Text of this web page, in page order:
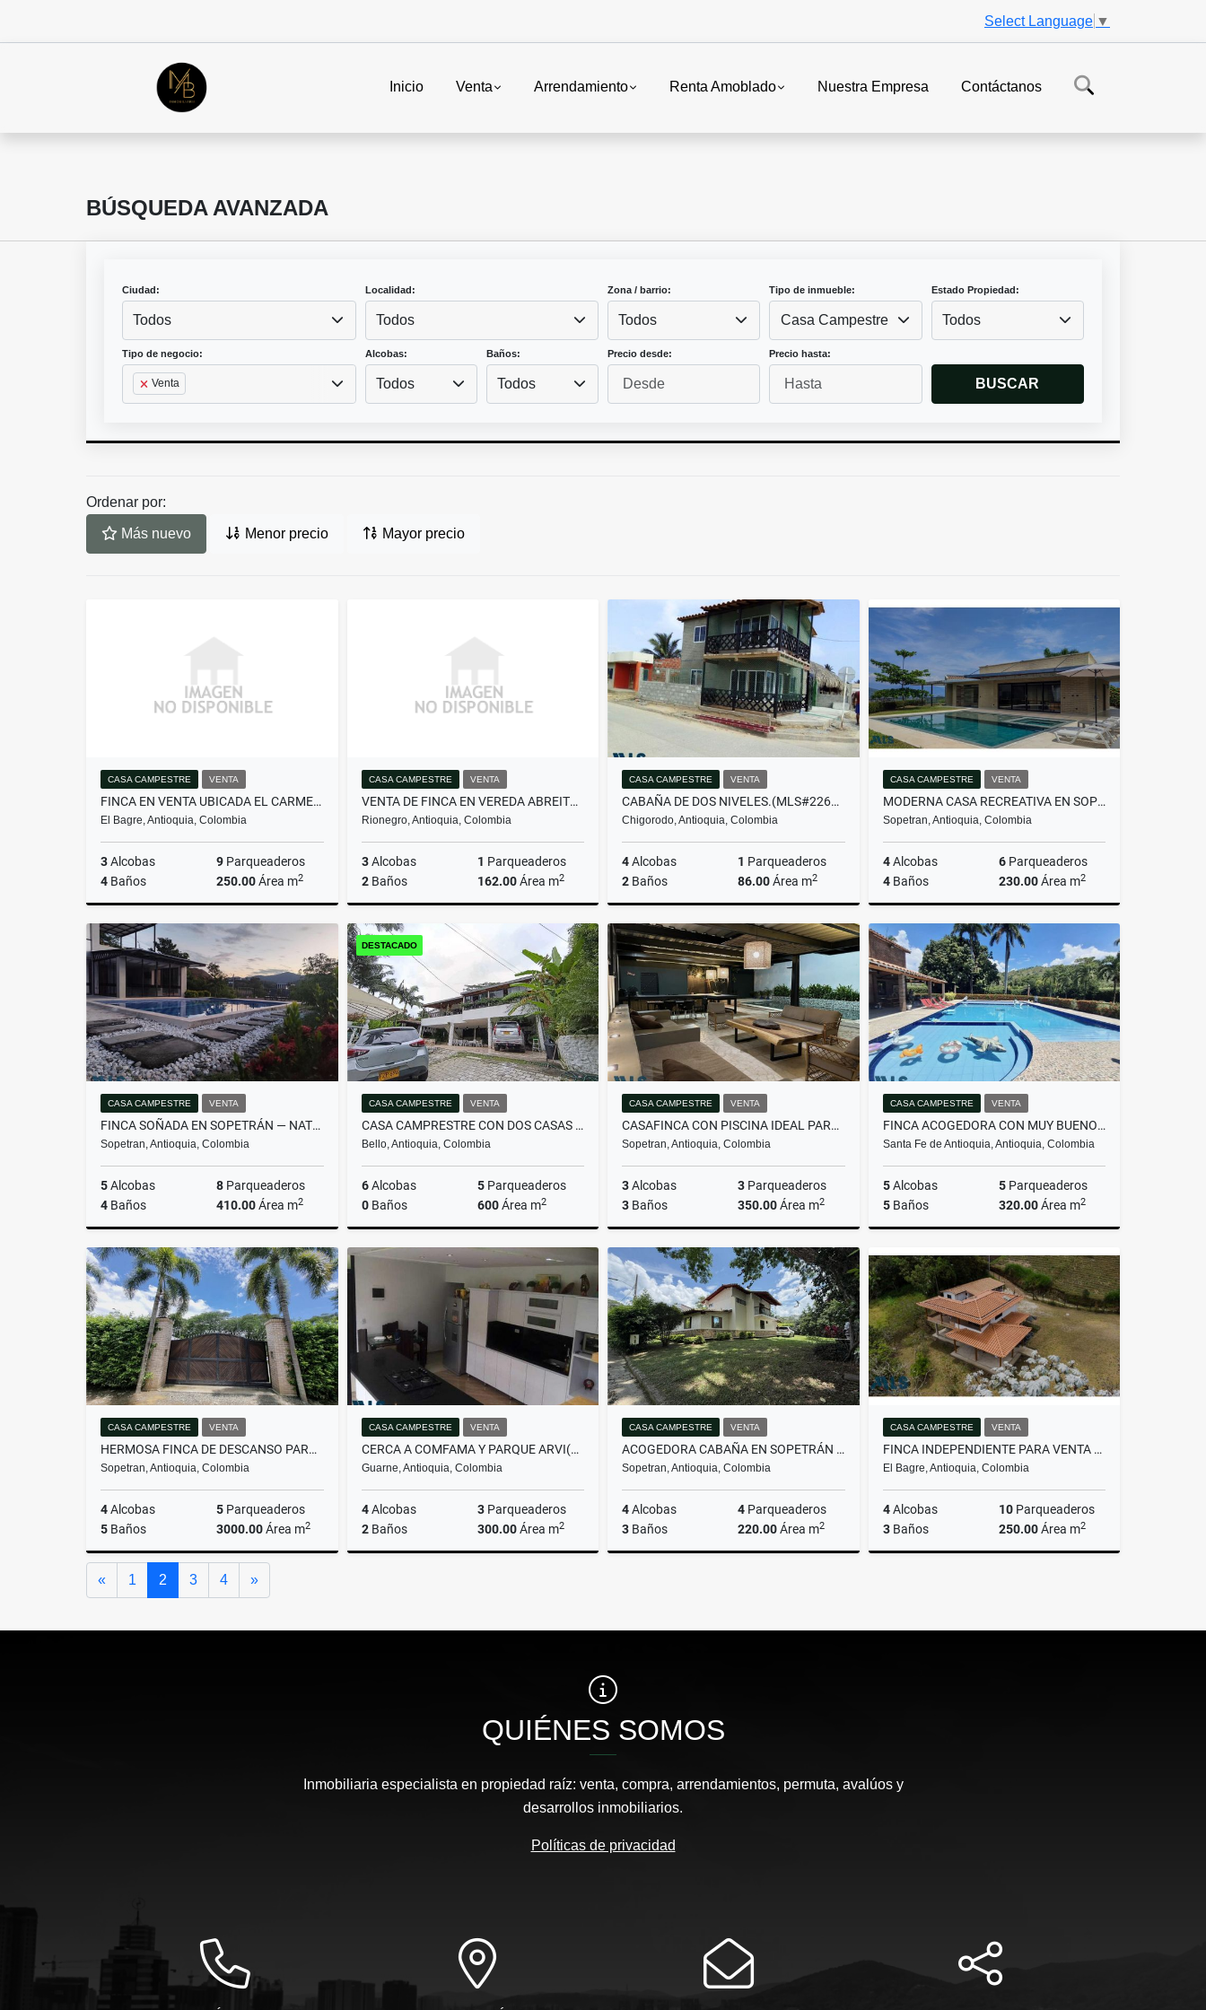
Select Language ▼
Inicio Venta Arrendamiento Renta Amoblado Nuestra Empresa Contáctanos
BÚSQUEDA AVANZADA
Ciudad:
Todos
Localidad:
Todos
Zona / barrio:
Todos
Tipo de inmueble:
Casa Campestre
Estado Propiedad:
Todos
Tipo de negocio:
Venta
Alcobas:
Todos
Baños:
Todos
Precio desde: Precio hasta:
BUSCAR
Ordenar por:
Más nuevo Menor precio Mayor precio
CASA CAMPESTRE VENTA
FINCA EN VENTA UBICADA EL CARMEN DE VIBORAL(MLS#260189)
El Bagre, Antioquia, Colombia
3Alcobas 9 Parqueaderos
4 Baños 250.00Área m2
Venta
$1.450.000.000
CASA CAMPESTRE VENTA
VENTA DE FINCA EN VEREDA ABREITO, RIONEGRO(MLS#260194)
Rionegro, Antioquia, Colombia
3Alcobas 1 Parqueaderos
2Baños 162.00Área m2
Venta
$12.150.000.000
CASA CAMPESTRE VENTA
CABAÑA DE DOS NIVELES.(MLS#226449)
Chigorodo, Antioquia, Colombia
4Alcobas 1 Parqueaderos
2 Baños 86.00Área m2
Venta
$170.000.000
CASA CAMPESTRE VENTA
MODERNA CASA RECREATIVA EN SOPETRAN(MLS#257559)
Sopetran, Antioquia, Colombia
4Alcobas 6Parqueaderos
4Baños 230.00Área m2
$1.650.000.000
CASA CAMPESTRE VENTA
FINCA SOÑADA EN SOPETRÁN — NATURALEZA, SOL Y D...(MLS#260096)
Sopetran, Antioquia, Colombia
5Alcobas 8 Parqueaderos
4 Baños 410.00Área m2
Venta
$1.590.000.000
DESTACADO
CASA CAMPESTRE VENTA
CASA CAMPRESTRE CON DOS CASAS Y DOS APARTAMENTOS EN CONDOMINIO MACHAD
Bello, Antioquia, Colombia
6Alcobas 5Parqueaderos
0Baños 600Área m2
Venta
$2.980.000.000
CASA CAMPESTRE VENTA
CASAFINCA CON PISCINA IDEAL PARA VIVIR, O INVERTIR(MLS#260056)
Sopetran, Antioquia, Colombia
3Alcobas 3 Parqueaderos
3 Baños 350.00Área m2
Venta
$1.100.000.000
CASA CAMPESTRE VENTA
FINCA ACOGEDORA CON MUY BUENOS ESPACIOS(MLS#260062)
Santa Fe de Antioquia, Antioquia, Colombia
5Alcobas 5Parqueaderos
5Baños 320.00Área m2
Venta
$1.600.000.000
CASA CAMPESTRE VENTA
HERMOSA FINCA DE DESCANSO PARA VENTA EN OCCIDENTE(MLS#260015)
Sopetran, Antioquia, Colombia
4Alcobas 5 Parqueaderos
5 Baños 3000.00Área m2
$2.100.000.000
CASA CAMPESTRE VENTA
CERCA A COMFAMA Y PARQUE ARVI(MLS#235550)
Guarne, Antioquia, Colombia
4Alcobas 3Parqueaderos
2Baños 300.00Área m2
CASA CAMPESTRE VENTA
ACOGEDORA CABAÑA EN SOPETRÁN EN PARCELACIÓN EXC...(MLS#259983)
Sopetran, Antioquia, Colombia
4Alcobas 4 Parqueaderos
3 Baños 220.00Área m2
CASA CAMPESTRE VENTA
FINCA INDEPENDIENTE PARA VENTA EN EL CARMEN DE VIB...(MLS#259986)
El Bagre, Antioquia, Colombia
4Alcobas 10Parqueaderos
3Baños 250.00Área m2
« Anterior
1 2 3 4 »Siguiente
QUIÉNES SOMOS
Inmobiliaria especialista en propiedad raíz: venta, compra, arrendamientos, permuta, avalúos y
desarrollos inmobiliarios.
Políticas de privacidad